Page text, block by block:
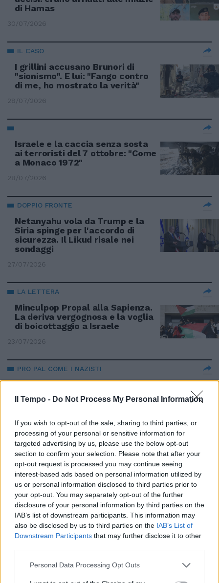
Il Tempo - Do Not Process My Personal Information
If you wish to opt-out of the sale, sharing to third parties, or
processing of your personal or sensitive information for
targeted advertising by us, please use the below opt-out
section to confirm your selection. Please note that after your
opt-out request is processed you may continue seeing
interest-based ads based on personal information utilized by
us or personal information disclosed to third parties prior to
your opt-out. You may separately opt-out of the further
disclosure of your personal information by third parties on the
IAB’s list of downstream participants. This information may
also be disclosed by us to third parties on the IAB’s List of
Downstream Participants that may further disclose it to other
Personal Data Processing Opt Outs
di Hamas
30/07/2026
IL CASO
I grillini accusano Brunori di
"sionismo". E lui: "Fango contro
di me, ho mostrato la verità"
28/07/2026
Israele e la caccia senza sosta
ai terroristi del 7 ottobre: "Come
a Monaco 1972"
28/07/2026
DOPPIO FRONTE
Netanyahu vola da Trump e la
Siria spinge per l'accordo di
sicurezza. Il Likud risale nei
sondaggi
27/07/2026
LA LETTERA
Minculpop Propal alla Sapienza.
La deriva vergognosa e la voglia
di boicottaggio a Israele
23/07/2026
PRO PAL COME I NAZISTI
Orrore online. Arriva la
schedatura del "turismo
sionista"
DIPLOMAZIA
Libano, l'esercito si schiera al
sud. Salta la visita di Netanyahu
a Washington
17/07/2026
L'AIA
Usa, Rubio contro la Cpi:
"Minaccia esistenziale". Bufera